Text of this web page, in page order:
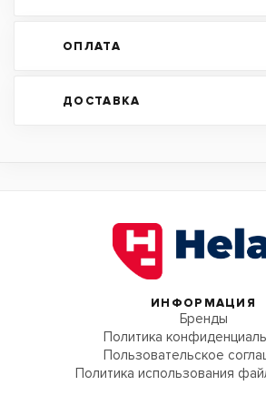
ОПЛАТА
ДОСТАВКА
ИНФОРМАЦИЯ
Бренды
Политика
Пользовательское
Политика использования